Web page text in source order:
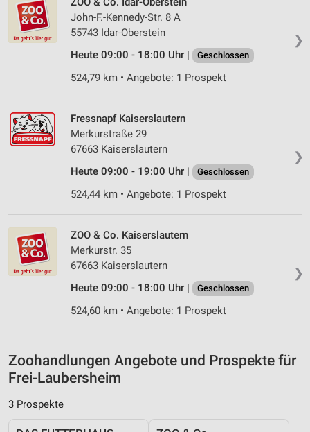
❯
John-F.-Kennedy-Str. 8 A
55743 Idar-Oberstein
Heute 09:00 - 18:00 Uhr |
Geschlossen
524,79 km • Angebote: 1 Prospekt
❯
Fressnapf Kaiserslautern
Merkurstraße 29
67663 Kaiserslautern
Heute 09:00 - 19:00 Uhr |
Geschlossen
524,44 km • Angebote: 1 Prospekt
❯
ZOO & Co. Kaiserslautern
Merkurstr. 35
67663 Kaiserslautern
Heute 09:00 - 18:00 Uhr |
Geschlossen
524,60 km • Angebote: 1 Prospekt
Zoohandlungen Angebote und Prospekte für
Frei-Laubersheim
3 Prospekte
Erstellung von Profilen zur Personalisierung
von Inhalten
Verwendung von Profilen zur Auswahl
personalisierter Inhalte
Messung der Performance von Inhalten
Kombinationen von Daten aus verschiedenen
Verwendung reduzierter Daten zur Auswahl von
Inhalten
IAB-Besonderheiten:
Nicht-IAB-Verarbeitungszwecke:
Notwendig
Performance